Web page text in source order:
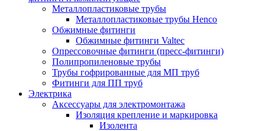
Металлопластиковые трубы
Металлопластиковые трубы Henco
Обжимные фитинги
Обжимные фитинги Valtec
Опрессовочные фитинги (пресс-фитинги)
Полипропиленовые трубы
Трубы гофрированные для МП труб
Фитинги для ПП труб
Электрика
Аксессуары для электромонтажа
Изоляция крепление и маркировка
Изолента